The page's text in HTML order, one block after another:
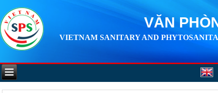
VĂN
VIETNAM SANITARY AND